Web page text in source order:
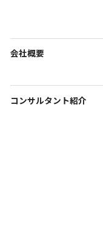
会社概要
コンサルタント紹介